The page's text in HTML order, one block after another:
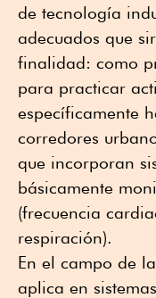
de tecnología
adecuados que
finalidad: como
para practicar
específicamente
corredores
que incorporan
básicamente
(frecuencia
respiración).
En el campo de
aplica en